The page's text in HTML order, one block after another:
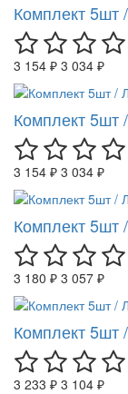
Комплект 5шт
3 154 ₽ 3 034 ₽
Комплект 5шт
3 154 ₽ 3 034 ₽
Комплект 5шт
3 180 ₽ 3 057 ₽
Комплект 5шт
3 233 ₽ 3 104 ₽